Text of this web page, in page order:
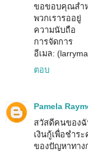
ขอขอบคุณสำห
พวกเรารออยู่
ความนับถือ
การจัดการ
อีเมล:
ตอบ
Pamela
สวัสดีคนของฉั
เงินกู้เพื่อชำร
ของปัญหาทาง